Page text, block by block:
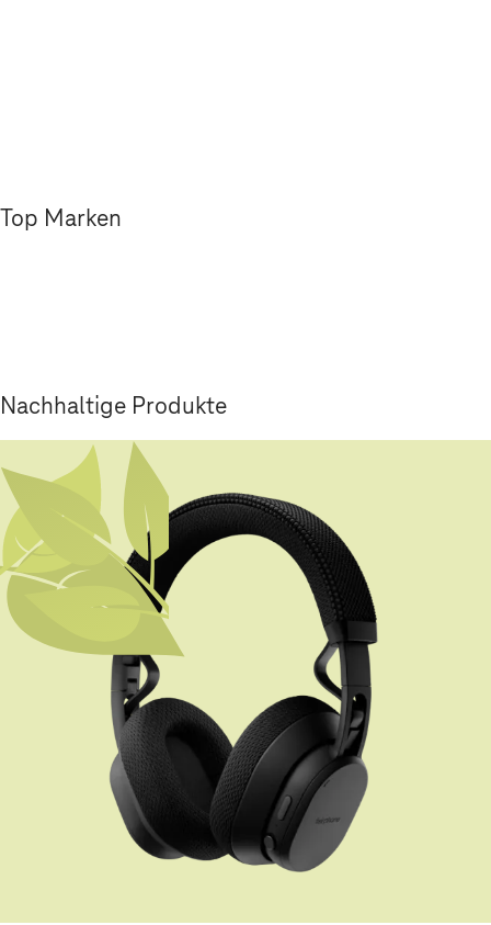
Top Marken
Nachhaltige Produkte